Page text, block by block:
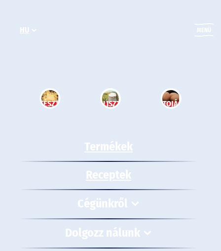
tartalomhoz
HU MENÜ
TÉSZTA LISZT TOJÁS
Termékek
Receptek
Cégünkről
Dolgozz nálunk